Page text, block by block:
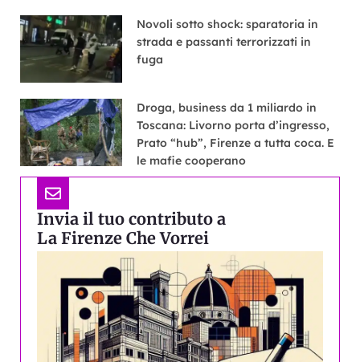
Novoli sotto shock: sparatoria in
strada e passanti terrorizzati in
fuga
Droga, business da 1 miliardo in
Toscana: Livorno porta d’ingresso,
Prato “hub”, Firenze a tutta coca. E
le mafie cooperano
Invia il tuo contributo a
La Firenze Che Vorrei